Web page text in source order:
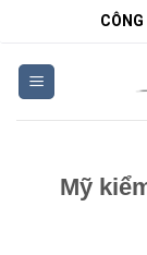
nội
dung
Mỹ